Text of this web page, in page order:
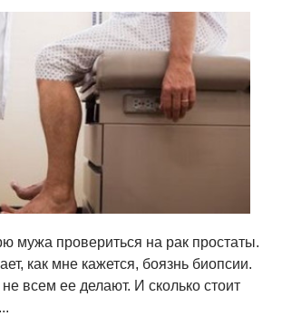
мужа провериться на рак простаты.
как мне кажется, боязнь биопсии.
всем ее делают. И сколько стоит